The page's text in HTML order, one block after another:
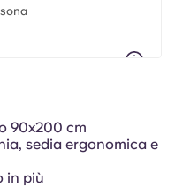
90x200 cm
sedia ergonomica e
in più